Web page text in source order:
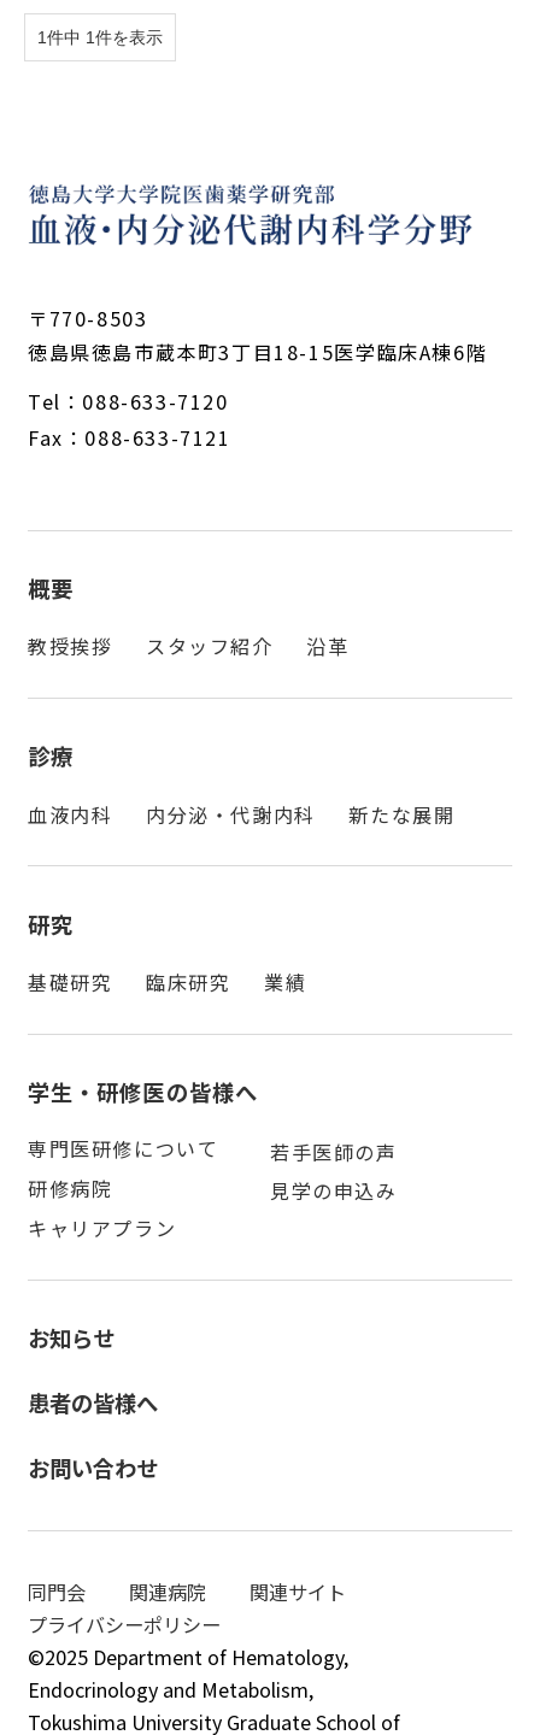
1件中 1件を表示
〒770-8503
徳島県徳島市蔵本町3丁目18-15医学臨床A棟6階
Tel： 088-633-7120
Fax：088-633-7121
概要
教授挨拶 スタッフ紹介 沿革
診療
血液内科 内分泌・代謝内科 新たな展開
研究
基礎研究 臨床研究 業績
学生・研修医の皆様へ
専門医研修について
研修病院
キャリアプラン
若手医師の声
見学の申込み
お知らせ
患者の皆様へ
お問い合わせ
同門会 関連病院
関連サイト
プライバシーポリシー
©2025 Department of Hematology,
Endocrinology and Metabolism,
Tokushima University Graduate School of